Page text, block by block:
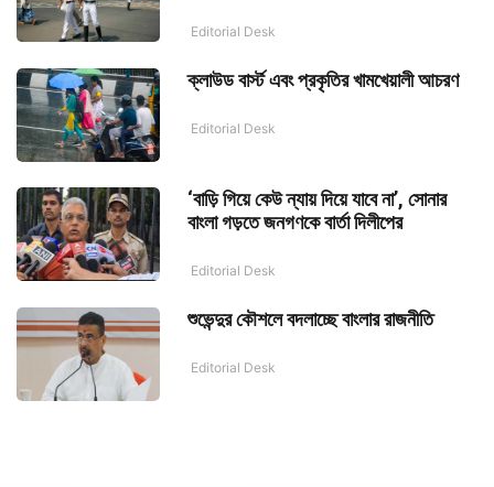
Editorial Desk
ক্লাউড বার্স্ট এবং প্রকৃতির খামখেয়ালী আচরণ
Editorial Desk
‘বাড়ি গিয়ে কেউ ন্যায় দিয়ে যাবে না’, সোনার
বাংলা গড়তে জনগণকে বার্তা দিলীপের
Editorial Desk
শুভেন্দুর কৌশলে বদলাচ্ছে বাংলার রাজনীতি
Editorial Desk